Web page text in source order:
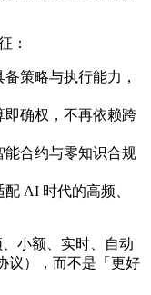
：
策略与执行能力，
确权，不再依赖跨
能合约与零知识合规
配 AI 时代的高频、
小额、实时、自动
议），而不是「更好